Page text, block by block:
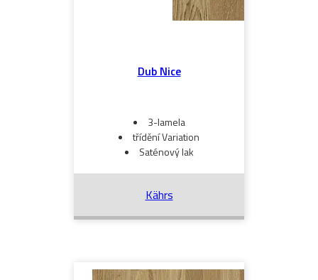
Dub Nice
3-lamela
třídění Variation
Saténový lak
Kährs